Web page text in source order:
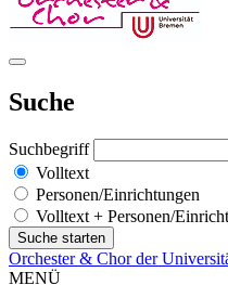
Suche
Suchbegriff
Volltext
Personen/Einrichtungen
Volltext + Personen/
Orchester & Chor der
MENÜ